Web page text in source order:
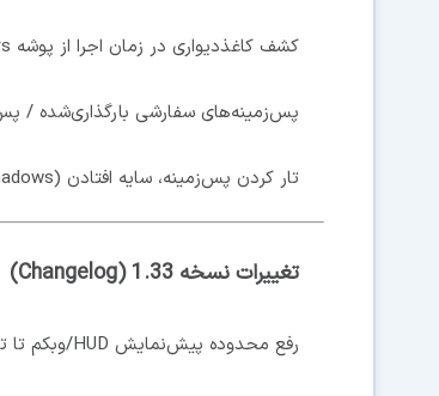
کشف کاغذدیواری در زمان اجرا از پوشه wallpapers
پس‌زمینه‌های سفارشی بارگذاری‌شده /
تار کردن پس‌زمینه، سایه افتادن (drop shadows) و موارد بیشتر
تغییرات نسخه 1.33 (Changelog)
رفع محدوده پیش‌نمایش HUD/وبکم تا تصویر کوچک شناور وبکم در حین ضبط دیگر جمع نشود.